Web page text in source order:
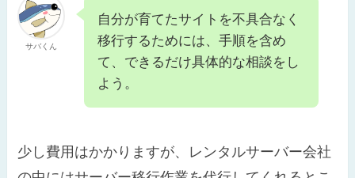
サバくん
自分が育てたサイトを不具合なく
移行するためには、手順を含め
て、できるだけ具体的な相談をし
よう。
少し費用はかかりますが、レンタルサーバー会社